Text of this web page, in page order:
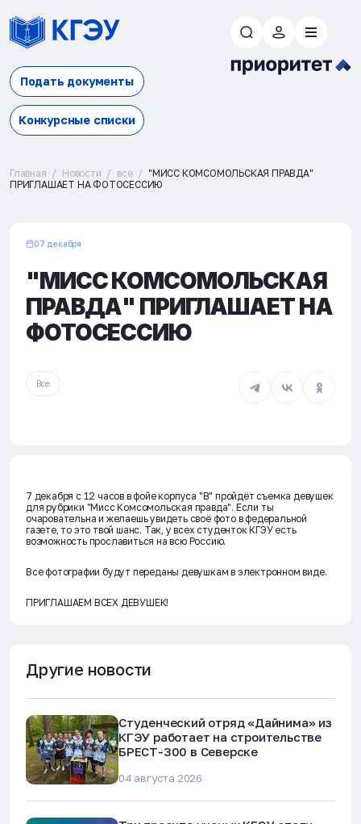
Подать документы
Конкурсные списки
Главная Новости все
"МИСС КОМСОМОЛЬСКАЯ ПРАВДА"
ПРИГЛАШАЕТ НА ФОТОСЕССИЮ
07 декабря
"МИСС КОМСОМОЛЬСКАЯ
ПРАВДА" ПРИГЛАШАЕТ НА
ФОТОСЕССИЮ
Все
7 декабря с 12 часов в фойе корпуса "В" пройдёт съемка девушек
для рубрики "Мисс Комсомольская правда". Если ты
очаровательна и желаешь увидеть своё фото в федеральной
газете, то это твой шанс. Так, у всех студенток КГЭУ есть
возможность прославиться на всю Россию.
Все фотографии будут переданы девушкам в электронном виде.
ПРИГЛАШАЕМ ВСЕХ ДЕВУШЕК!
Другие новости
Студенческий отряд «Дайнима» из
КГЭУ работает на строительстве
БРЕСТ-300 в Северске
04 августа 2026